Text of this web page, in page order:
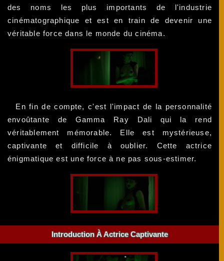
des noms les plus importants de l'industrie
cinématographique et est en train de devenir une
véritable force dans le monde du cinéma.
En fin de compte, c'est l'impact de la personnalité
envoûtante de Gamma Ray Dali qui la rend
véritablement mémorable. Elle est mystérieuse,
captivante et difficile à oublier. Cette actrice
énigmatique est une force à ne pas sous-estimer.
Introduction À Actrice Captivante